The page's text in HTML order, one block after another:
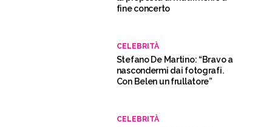
fine concerto
CELEBRITÀ
Stefano De Martino: “Bravo a
nascondermi dai fotografi.
Con Belen un frullatore”
CELEBRITÀ